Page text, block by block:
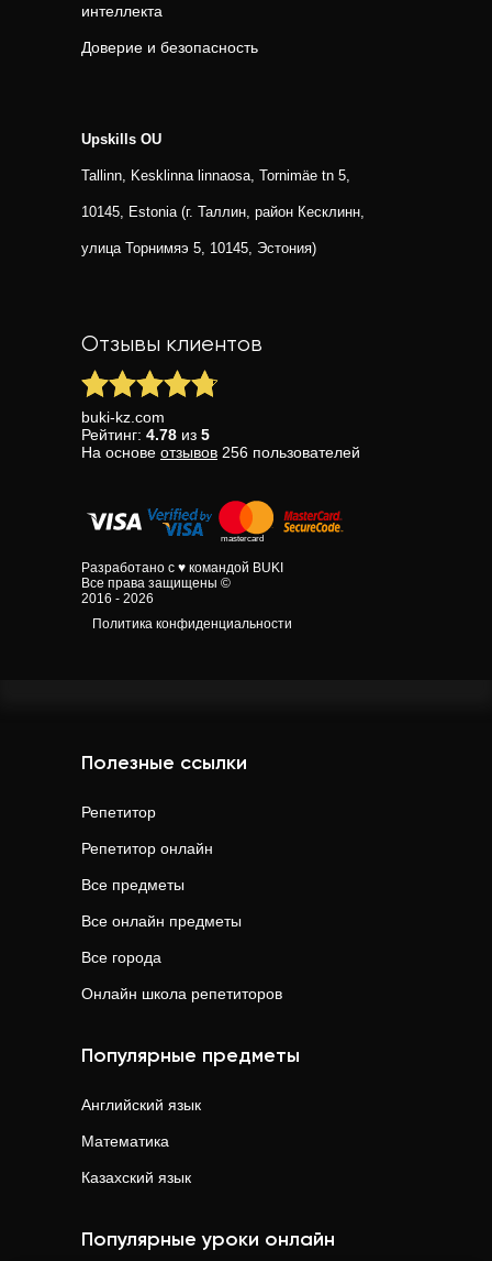
интеллекта
Доверие и безопасность
Upskills OU
Tallinn, Kesklinna linnaosa, Tornimäe tn 5,
10145, Estonia (г. Таллин, район Кесклинн,
улица Торнимяэ 5, 10145, Эстония)
Отзывы клиентов
buki-kz.com
Рейтинг: 4.78 из 5
На основе отзывов 256 пользователей
Разработано с ♥ командой BUKI
Все права защищены ©
2016 - 2026
Политика конфиденциальности
Полезные ссылки
Репетитор
Репетитор онлайн
Все предметы
Все онлайн предметы
Все города
Онлайн школа репетиторов
Популярные предметы
Английский язык
Математика
Казахский язык
Популярные уроки онлайн